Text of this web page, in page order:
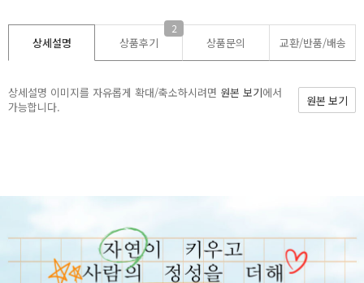
상세설명 상품후기
2
상품문의 교환/반품/배송
상세설명 이미지를 자유롭게 확대/축소하시려면 원본 보기에서
가능합니다.
원본 보기